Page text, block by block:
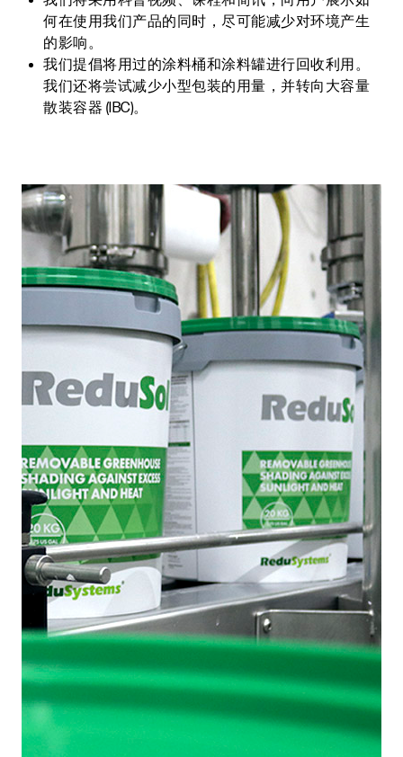
何在使用我们产品的同时，尽可能减少对环境产生
的影响。
我们提倡将用过的涂料桶和涂料罐进行回收利用。
我们还将尝试减少小型包装的用量，并转向大容量
散装容器 (IBC)。